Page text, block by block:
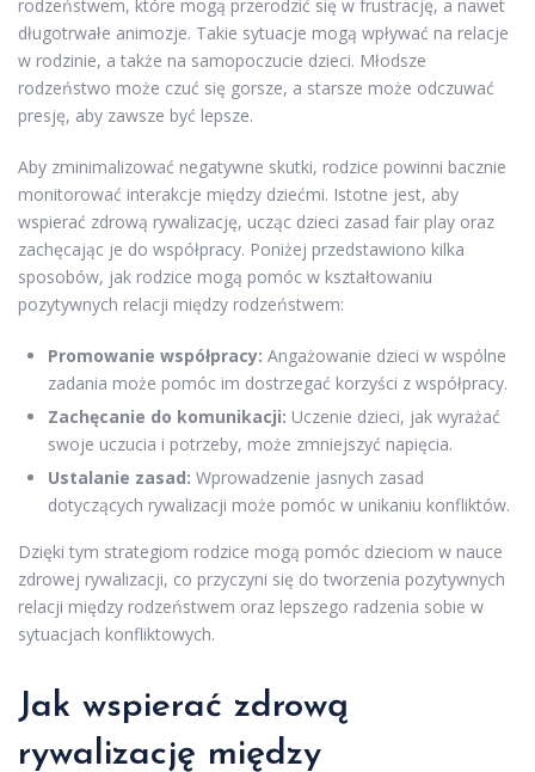
rodzeństwem, które mogą przerodzić się w frustrację, a nawet
długotrwałe animozje. Takie sytuacje mogą wpływać na relacje
w rodzinie, a także na samopoczucie dzieci. Młodsze
rodzeństwo może czuć się gorsze, a starsze może odczuwać
presję, aby zawsze być lepsze.
Aby zminimalizować negatywne skutki, rodzice powinni bacznie
monitorować interakcje między dziećmi. Istotne jest, aby
wspierać zdrową rywalizację, ucząc dzieci zasad fair play oraz
zachęcając je do współpracy. Poniżej przedstawiono kilka
sposobów, jak rodzice mogą pomóc w kształtowaniu
pozytywnych relacji między rodzeństwem:
Promowanie współpracy: Angażowanie dzieci w wspólne
zadania może pomóc im dostrzegać korzyści z współpracy.
Zachęcanie do komunikacji: Uczenie dzieci, jak wyrażać
swoje uczucia i potrzeby, może zmniejszyć napięcia.
Ustalanie zasad: Wprowadzenie jasnych zasad
dotyczących rywalizacji może pomóc w unikaniu konfliktów.
Dzięki tym strategiom rodzice mogą pomóc dzieciom w nauce
zdrowej rywalizacji, co przyczyni się do tworzenia pozytywnych
relacji między rodzeństwem oraz lepszego radzenia sobie w
sytuacjach konfliktowych.
Jak wspierać zdrową
rywalizację między